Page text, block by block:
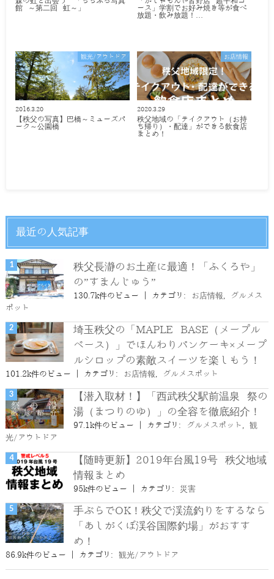
館 ～第二回 虹～」
ース」学割でお好み焼き等が食べ
放題・飲み放題！…
観光/アウトドア
2016.3.20
【秩父の写真】巴橋～ミューズパ
ーク～公園橋
お店情報
2020.3.29
秩父地域の「テイクアウト（お持
ち帰り）・配達」ができる飲食店
まとめ！
最近の人気記事
秩父長瀞のお土産に最適！「ふくろや」
の”すまんじゅう”
130.7k件のビュー カテゴリ: お店情報
グルメス
ポット
埼玉秩父の「MAPLE BASE（メープル
ベース）」でほんわりパンケーキ×メープ
ルシロップの素敵スイーツを楽しもう！
101.2k件のビュー カテゴリ: お店情報, グルメスポット
【潜入取材！】「西武秩父駅前温泉 祭の
湯（まつりのゆ）」の全容を徹底紹介！
97.1k件のビュー カテゴリ: グルメスポット , 観
光/アウトドア
【随時更新】2019年台風19号 秩父地域
情報まとめ
95k件のビュー カテゴリ: 災害
手ぶらでOK！秩父で渓流釣りをするなら
「あしがくぼ渓谷国際釣場」がおすす
め！
86.9k件のビュー カテゴリ: 観光/アウトドア